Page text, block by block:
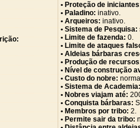
• Proteção de
• Paladino: inativo.
• Arqueiros: inativo.
• Sistema de Pesquisa:
• Limite de fazenda: 0.
• Limite de ataques
• Aldeias bárbaras
• Produção de
• Nível de construção
• Custo do nobre:
• Sistema de Academia:
• Nobres viajam até:
• Conquista bárbaras:
• Membros por tribo: 2.
• Permite sair da tribo: